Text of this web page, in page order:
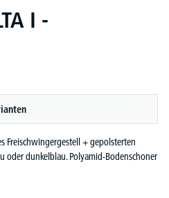
I -
Freischwingergestell + gepolsterten
oder dunkelblau. Polyamid-Bodenschoner